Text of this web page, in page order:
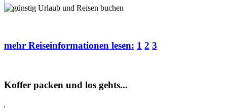
mehr Reiseinformationen lesen: 1 2 3
Koffer packen und los gehts...